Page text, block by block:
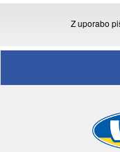
Z uporabo